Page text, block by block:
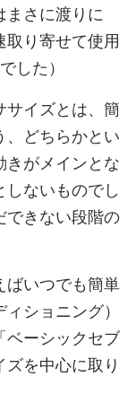
まさに渡りに
り寄せて使用
した）
サイズとは、簡
、どちらかとい
きがメインとな
しないものでし
できない段階の
ばいつでも簡単
ショニング）
ベーシックセブ
を中心に取り